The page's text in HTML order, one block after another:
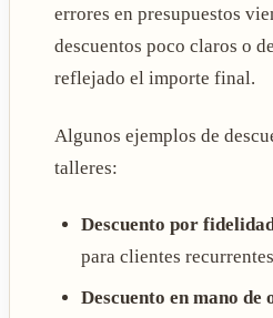
errores en presupuestos
descuentos poco claros o
reflejado el importe final.
Algunos ejemplos de
talleres:
Descuento por
para clientes
Descuento en mano de